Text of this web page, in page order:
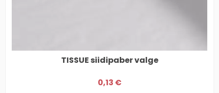
TISSUE siidipaber valge
0,13 €